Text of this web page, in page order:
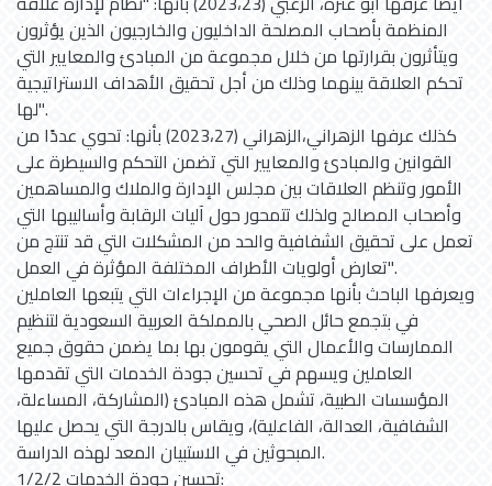
المنظمة بأصحاب المصلحة الداخليون والخارجيون الذين يؤثرون
ويتأثرون بقرارتها من خلال مجموعة من المبادئ والمعايير التي
تحكم العلاقة بينهما وذلك من أجل تحقيق الأهداف الاستراتيجية
لها".
كذلك عرفها الزهراني،الزهراني (2023،27) بأنها: تحوي عددًا من
القوانين والمبادئ والمعايير التي تضمن التحكم والسيطرة على
الأمور وتنظم العلاقات بين مجلس الإدارة والملاك والمساهمين
وأصحاب المصالح ولذلك تتمحور حول آليات الرقابة وأساليبها التي
تعمل على تحقيق الشفافية والحد من المشكلات التي قد تنتج من
تعارض أولويات الأطراف المختلفة المؤثرة في العمل".
ويعرفها الباحث بأنها مجموعة من الإجراءات التي يتبعها العاملين
في بتجمع حائل الصحي بالمملكة العربية السعودية لتنظيم
الممارسات والأعمال التي يقومون بها بما يضمن حقوق جميع
العاملين ويسهم في تحسين جودة الخدمات التي تقدمها
المؤسسات الطبية، تشمل هذه المبادئ (المشاركة، المساءلة،
الشفافية، العدالة، الفاعلية)، ويقاس بالدرجة التي يحصل عليها
المبحوثين في الاستبيان المعد لهذه الدراسة.
1/2/2 تحسين جودة الخدمات: